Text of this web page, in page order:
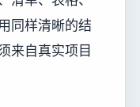
同样清晰的结
来自真实项目